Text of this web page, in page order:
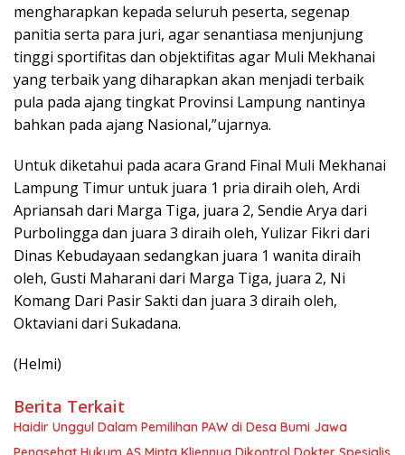
mengharapkan kepada seluruh peserta, segenap
panitia serta para juri, agar senantiasa menjunjung
tinggi sportifitas dan objektifitas agar Muli Mekhanai
yang terbaik yang diharapkan akan menjadi terbaik
pula pada ajang tingkat Provinsi Lampung nantinya
bahkan pada ajang Nasional,”ujarnya.
Untuk diketahui pada acara Grand Final Muli Mekhanai
Lampung Timur untuk juara 1 pria diraih oleh, Ardi
Apriansah dari Marga Tiga, juara 2, Sendie Arya dari
Purbolingga dan juara 3 diraih oleh, Yulizar Fikri dari
Dinas Kebudayaan sedangkan juara 1 wanita diraih
oleh, Gusti Maharani dari Marga Tiga, juara 2, Ni
Komang Dari Pasir Sakti dan juara 3 diraih oleh,
Oktaviani dari Sukadana.
(Helmi)
Berita Terkait
Haidir Unggul Dalam Pemilihan PAW di Desa Bumi Jawa